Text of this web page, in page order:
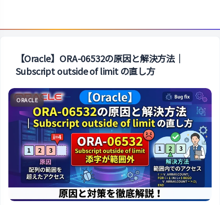
【Oracle】ORA-06532の原因と解決方法｜
Subscript outside of limit の直し方
ORACLE